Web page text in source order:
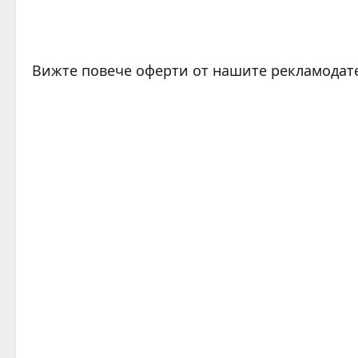
Вижте повече оферти от нашите